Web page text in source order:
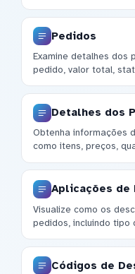
Pedidos
Examine detalhes dos
pedido, valor total,
Detalhes dos
Obtenha informações
como itens, preços,
Aplicações de
Visualize como os
pedidos, incluindo tipo
Códigos de